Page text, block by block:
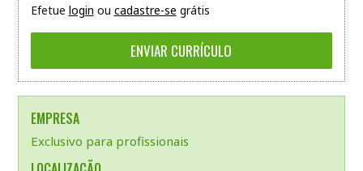
Efetue login ou cadastre-se grátis
EMPRESA
Exclusivo para profissionais